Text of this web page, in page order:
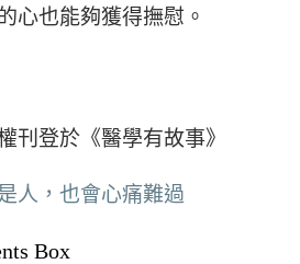
心也能夠獲得撫慰。
刊登於《醫學有故事》
人，也會心痛難過
Box